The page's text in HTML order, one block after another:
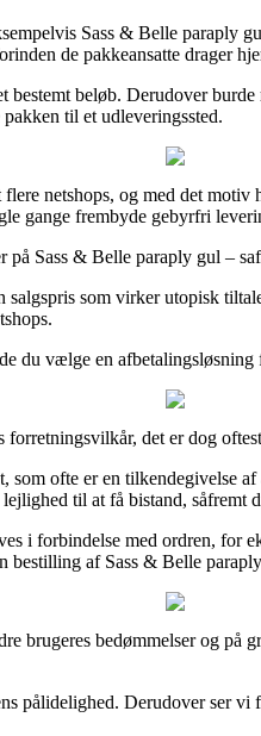
Sass & Belle paraply
de pakkeansatte drager
beløb. Derudover
til et udleveringssted.
netshops, og med det
gange frembyde gebyrfri
Sass & Belle paraply gul –
som virker utopisk
du vælge en
det er dog
ofte er en tilkendegivelse
til at få bistand,
i forbindelse med ordren,
bestilling af Sass & Belle
brugeres bedømmelser og på
pålidelighed. Derudover ser